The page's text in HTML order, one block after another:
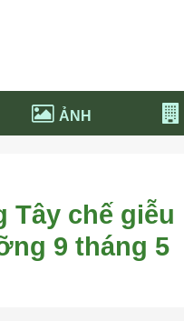
ẢNH
ngày
Tây chế giễu
9 tháng 5